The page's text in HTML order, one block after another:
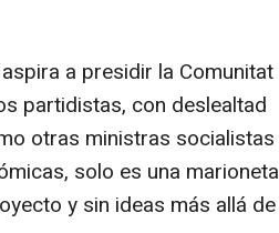
a presidir la Comunitat
partidistas, con deslealtad
otras ministras socialistas
solo es una marioneta
y sin ideas más allá de